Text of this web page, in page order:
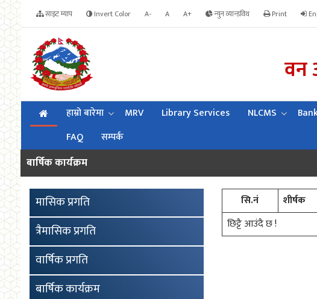
साइट म्याप Invert Color A- A A+ न्युन व्यान्डविथ Print
वन
हाम्रो बारेमा MRV Library Services NLCMS
FAQ
सम्पर्क
बार्षिक कार्यक्रम
मासिक प्रगति
त्रैमासिक प्रगति
वार्षिक प्रगति
बार्षिक कार्यक्रम
सि.नं
शीर्षक
छिट्टै आउंदै छ !